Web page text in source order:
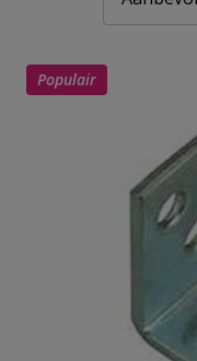
Populair